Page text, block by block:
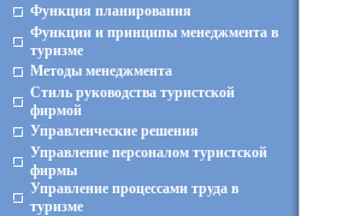
Функция планирования
Функции и принципы менеджмента в
туризме
Методы менеджмента
Стиль руководства туристской
фирмой
Управленческие решения
Управление персоналом туристской
фирмы
Управление процессами труда в
туризме